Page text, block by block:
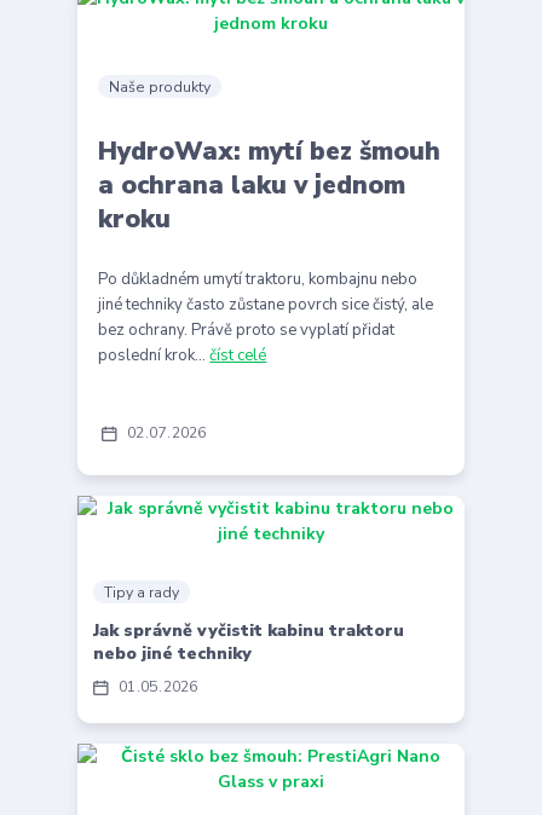
02 07 2026
Naše produkty
HydroWax: mytí bez šmouh
a ochrana laku v jednom
kroku
Po důkladném umytí traktoru, kombajnu nebo
jiné techniky často zůstane povrch sice čistý, ale
bez ochrany. Právě proto se vyplatí přidat
poslední krok...číst celé
01 05 2026
Tipy a rady
Jak správně vyčistit kabinu traktoru
nebo jiné techniky